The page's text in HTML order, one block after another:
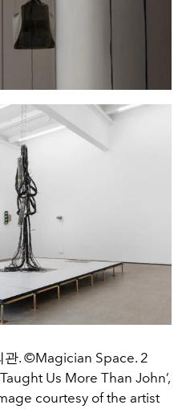
관. ©Magician Space. 2
Us More Than John’,
courtesy of the artist